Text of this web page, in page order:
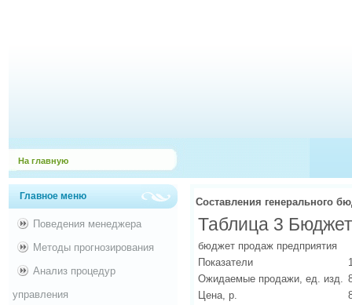
На главную
Главное меню
Поведения менеджера
Методы прогнозирования
Анализ процедур
управления
Составления генерального
Таблица 3
бюджет продаж предприятия
Показатели
Ожидаемые продажи, ед. изд.
Цена, р.